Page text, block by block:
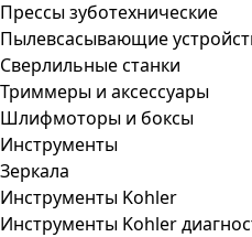
Прессы зуботехнические
Пылевсасывающие
Сверлильные станки
Триммеры и аксессуары
Шлифмоторы и боксы
Инструменты
Зеркала
Инструменты Kohler
Инструменты Kohler